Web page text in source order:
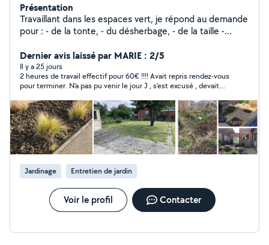
Présentation
Travaillant dans les espaces vert, je répond au demande
pour : - de la tonte, - du désherbage, - de la taille -
géotextile - nettoyage karcher Paiement en CESU
possible N'hésitez pas à me contacter, réponse rapide
Dernier avis laissé par MARIE : 2/5
Il y a 25 jours
2 heures de travail effectif pour 60€ !!!! Avait repris rendez-vous
pour terminer. N’a pas pu venir le jour J , s’est excusé , devait
J’attends toujours son appel !!!!!
Jardinage Entretien de jardin
Voir le profil Contacter